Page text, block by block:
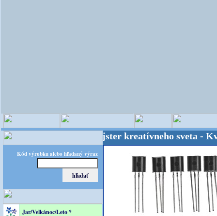
Kód výrobku alebo hľadaný výraz
Jar/Veľkánoc/Leto *
OPITEC - majster kreatívneho sveta - Kvalita